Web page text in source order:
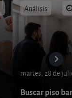
Análisis
martes, 28 de
Buscar piso